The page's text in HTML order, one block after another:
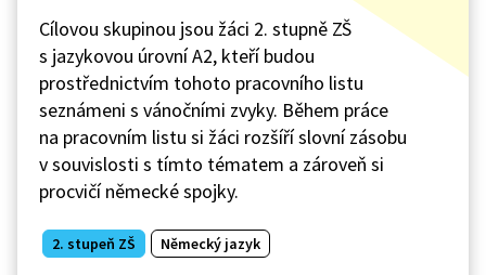
Cílovou skupinou jsou žáci 2. stupně ZŠ
s jazykovou úrovní A2, kteří budou
prostřednictvím tohoto pracovního listu
seznámeni s vánočními zvyky. Během práce
na pracovním listu si žáci rozšíří slovní zásobu
v souvislosti s tímto tématem a zároveň si
procvičí německé spojky.
2. stupeň ZŠ Německý jazyk